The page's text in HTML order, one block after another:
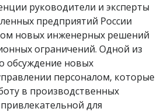
руководители и эксперты
предприятий России
новых инженерных решений
ограничений. Одной из
обсуждение новых
персоналом, которые
в производственных
для